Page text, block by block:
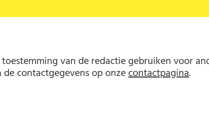
van de redactie gebruiken voor
contactgegevens op onzecontactpagina.